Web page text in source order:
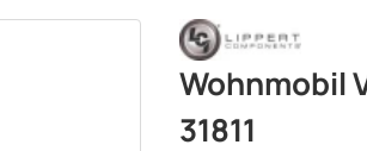
Wohnmobil
31811